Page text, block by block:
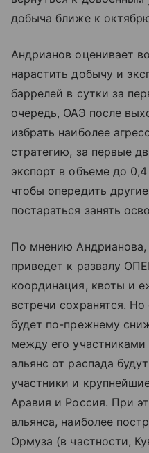
добыча ближе к
Андрианов оценивает
нарастить добычу и
баррелей в сутки за
очередь, ОАЭ после
избрать наиболее
стратегию, за первые
экспорт в объеме до
чтобы опередить
постараться занять
По мнению
приведет к развалу
координация, квоты и
встречи сохранятся.
будет по-прежнему
между его
альянс от распада
участники и
Аравия и Россия. При
альянса, наиболее
Ормуза (в частности,